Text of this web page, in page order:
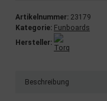
Artikelnummer: 23179
Kategorie: Funboards
Hersteller:
Beschreibung